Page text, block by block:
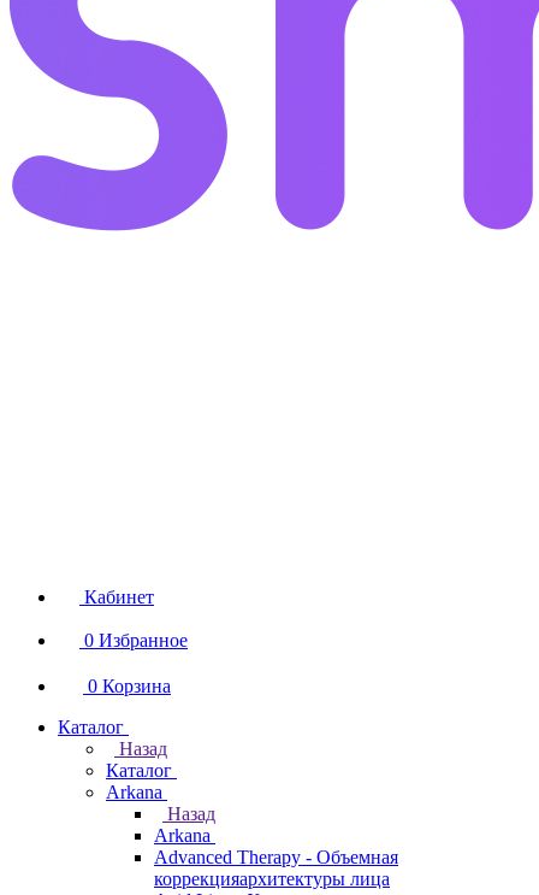
Кабинет
0 Избранное
0 Корзина
Каталог
Назад
Каталог
Arkana
Назад
Arkana
Advanced Therapy - Объемная
коррекцияархитектуры лица